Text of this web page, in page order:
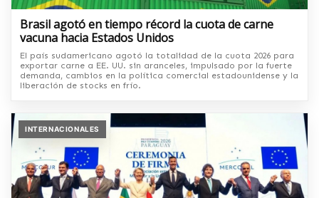
Brasil agotó en tiempo récord la cuota de carne
vacuna hacia Estados Unidos
El país sudamericano agotó la totalidad de la cuota 2026 para
exportar carne a EE. UU. sin aranceles, impulsado por la fuerte
demanda, cambios en la política comercial estadounidense y la
liberación de stocks en frío.
INTERNACIONALES